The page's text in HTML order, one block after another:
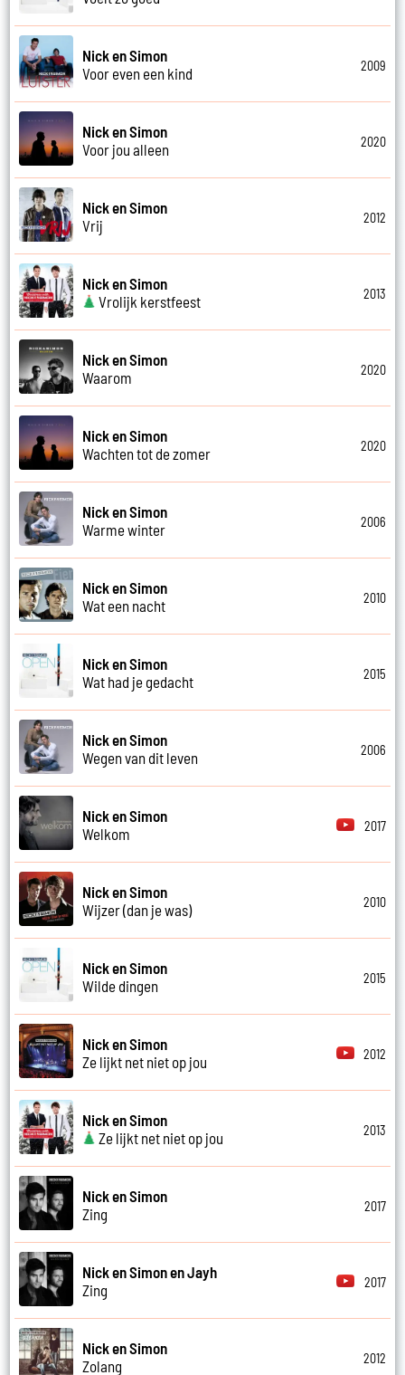
Nick en Simon
Voor even een kind
2009
Nick en Simon
Voor jou alleen
2020
Nick en Simon
Vrij
2012
Nick en Simon
Vrolijk kerstfeest
2013
Nick en Simon
Waarom
2020
Nick en Simon
Wachten tot de zomer
2020
Nick en Simon
Warme winter
2006
Nick en Simon
Wat een nacht
2010
Nick en Simon
Wat had je gedacht
2015
Nick en Simon
Wegen van dit leven
2006
Nick en Simon
Welkom
2017
Nick en Simon
Wijzer (dan je was)
2010
Nick en Simon
Wilde dingen
2015
Nick en Simon
Ze lijkt net niet op jou
2012
Nick en Simon
Ze lijkt net niet op jou
2013
Nick en Simon
Zing
2017
Nick en Simon en Jayh
Zing
2017
Nick en Simon
Zolang
2012